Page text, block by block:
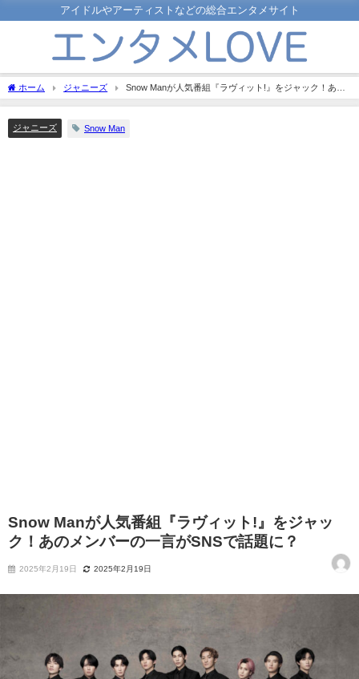
アイドルやアーティストなどの総合エンタメサイト
ホーム ジャニーズ
Snow Manが人気番組『ラヴィット!』をジャック！あの
メンバーの一言がSNSで話題に？
ジャニーズ Snow Man
Snow Manが人気番組『ラヴィット!』をジャッ
ク！あのメンバーの一言がSNSで話題に？
2025年2月19日 2025年2月19日